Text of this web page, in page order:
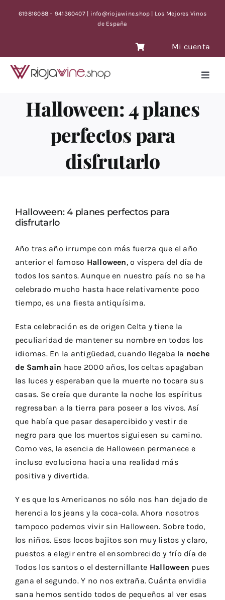
619816088 – 941360407 | info@riojawine.shop | Los Mejores Vinos
de España
Mi cuenta
VINOS ANTIGUOS
VINOS OFERTA CON TIEMPO LIMITE
Halloween: 4 planes
perfectos para
disfrutarlo
Halloween: 4 planes perfectos para
disfrutarlo
Año tras año irrumpe con más fuerza que el año
anterior el famoso Halloween, o víspera del día de
todos los santos. Aunque en nuestro país no se ha
celebrado mucho hasta hace relativamente poco
tiempo, es una fiesta antiquísima.
Esta celebración es de origen Celta y tiene la
peculiaridad de mantener su nombre en todos los
idiomas. En la antigüedad, cuando llegaba la noche
de Samhain hace 2000 años, los celtas apagaban
las luces y esperaban que la muerte no tocara sus
casas. Se creía que durante la noche los espíritus
regresaban a la tierra para poseer a los vivos. Así
que había que pasar desapercibido y vestir de
negro para que los muertos siguiesen su camino.
Como ves, la esencia de Halloween permanece e
incluso evoluciona hacia una realidad más
positiva y divertida.
Y es que los Americanos no sólo nos han dejado de
herencia los jeans y la coca-cola. Ahora nosotros
tampoco podemos vivir sin Halloween. Sobre todo,
los niños. Esos locos bajitos son muy listos y claro,
puestos a elegir entre el ensombrecido y frío día de
Todos los santoso el desternillante Halloween pues
gana el segundo. Y no nos extraña. Cuánta envidia
sana hemos sentido todos de pequeños al ver esas